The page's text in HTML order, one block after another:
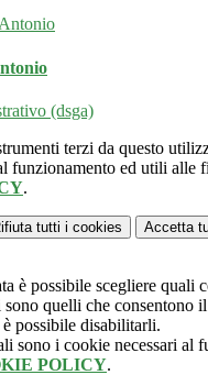
(dsga)
terzi da questo
funzionamento ed utili alle
.
tutti i cookies Accetta
è possibile scegliere quali
sono quelli che consentono
possibile disabilitarli.
sono i cookie necessari al
POLICY.